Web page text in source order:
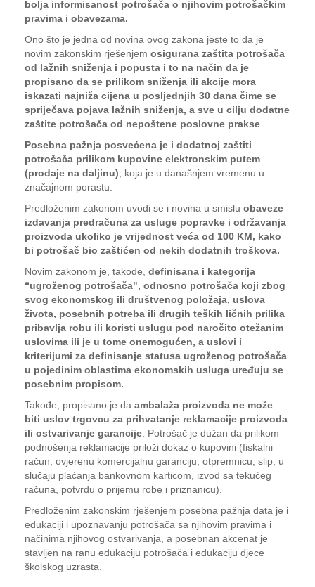
bolja informisanost potrošača o njihovim potrošačkim
pravima i obavezama.
Ono što je jedna od novina ovog zakona jeste to da je
novim zakonskim rješenjem osigurana zaštita potrošača
od lažnih sniženja i popusta i to na način da je
propisano da se prilikom sniženja ili akcije mora
iskazati najniža cijena u posljednjih 30 dana čime se
spriječava pojava lažnih sniženja, a sve u cilju dodatne
zaštite potrošača od nepoštene poslovne prakse
Posebna pažnja posvećena je i dodatnoj zaštiti
potrošača prilikom kupovine elektronskim putem
(prodaje na daljinu) , koja je u današnjem vremenu u
značajnom porastu.
Predloženim zakonom uvodi se i novina u smislu obaveze
izdavanja predračuna za usluge popravke i održavanja
proizvoda ukoliko je vrijednost veća od 100 KM, kako
bi potrošač bio zaštićen od nekih dodatnih troškova.
Novim zakonom je, takođe, definisana i kategorija
“ugroženog potrošača", odnosno potrošača koji zbog
svog ekonomskog ili društvenog položaja, uslova
života, posebnih potreba ili drugih teških ličnih prilika
pribavlja robu ili koristi uslugu pod naročito otežanim
uslovima ili je u tome onemogućen, a uslovi i
kriterijumi za definisanje statusa ugroženog potrošača
u pojedinim oblastima ekonomskih usluga uređuju se
posebnim propisom.
Takođe, propisano je da ambalaža proizvoda ne može
biti uslov trgovcu za prihvatanje reklamacije proizvoda
ili ostvarivanje garancije . Potrošač je dužan da prilikom
podnošenja reklamacije priloži dokaz o kupovini (fiskalni
račun, ovjerenu komercijalnu garanciju, otpremnicu, slip, u
slučaju plaćanja bankovnom karticom, izvod sa tekućeg
računa, potvrdu o prijemu robe i priznanicu).
Predloženim zakonskim rješenjem posebna pažnja data je i
edukaciji i upoznavanju potrošača sa njihovim pravima i
načinima njihovog ostvarivanja, a posebnan akcenat je
stavljen na ranu edukaciju potrošača i edukaciju djece
školskog uzrasta.